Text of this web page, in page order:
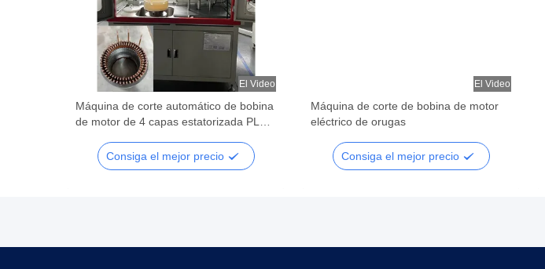
El Video
Máquina de corte automático de bobina
de motor de 4 capas estatorizada PLC
Consiga el mejor precio
El Video
Máquina de corte de bobina de motor
eléctrico de orugas
Consiga el mejor precio